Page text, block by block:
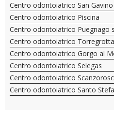
Centro odontoiatrico San
Centro odontoiatrico Piscina
Centro odontoiatrico Puegnago
Centro odontoiatrico Torregrotta
Centro odontoiatrico Gorgo al
Centro odontoiatrico Selegas
Centro odontoiatrico
Centro odontoiatrico Santo